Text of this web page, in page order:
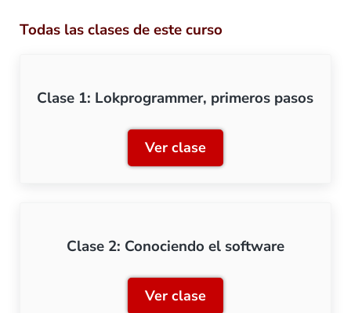
Todas las clases de este curso
Clase 1: Lokprogrammer, primeros pasos
Ver claseClase 1: Lokprogrammer,
Clase 2: Conociendo el software
Ver claseClase 2: Conociendo el